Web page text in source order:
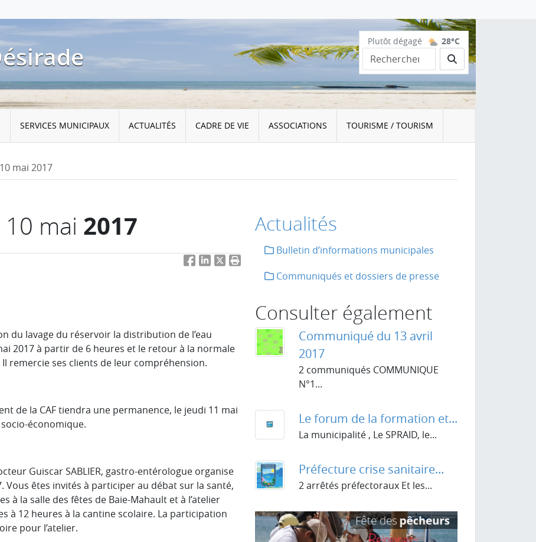
Plutôt dégagé 28°C
Rechercher
SERVICES MUNICIPAUX ACTUALITÉS CADRE DE VIE ASSOCIATIONS TOURISME / TOURISM
mai 2017
mai 2017
FacebookLinkedIn
TwitterImprimer la page
du lavage du réservoir la distribution de l’eau
2017 à partir de 6 heures et le retour à la normale
remercie ses clients de leur compréhension.
de la CAF tiendra une permanence, le jeudi 11 mai
socio-économique.
Guiscar SABLIER, gastro-entérologue organise
Vous êtes invités à participer au débat sur la santé,
à la salle des fêtes de Baie-Mahault et à l’atelier
à 12 heures à la cantine scolaire. La participation
pour l’atelier.
Actualités
Bulletin d’informations municipales
Communiqués et dossiers de presse
Consulter également
Communiqué du 13 avril
2017
2 communiqués COMMUNIQUE
N°1...
Le forum de la formation et...
La municipalité , Le SPRAID, le...
Préfecture crise sanitaire...
2 arrêtés préfectoraux Et les...